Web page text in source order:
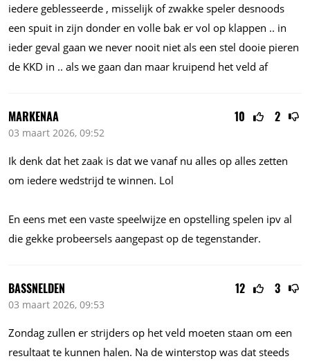
iedere geblesseerde , misselijk of zwakke speler desnoods
een spuit in zijn donder en volle bak er vol op klappen .. in
ieder geval gaan we never nooit niet als een stel dooie pieren
de KKD in .. als we gaan dan maar kruipend het veld af
10 2
MARKENAA
03 maart 2026, 09:52
Ik denk dat het zaak is dat we vanaf nu alles op alles zetten
om iedere wedstrijd te winnen. Lol
En eens met een vaste speelwijze en opstelling spelen ipv al
die gekke probeersels aangepast op de tegenstander.
12 3
BASSNELDEN
03 maart 2026, 09:53
Zondag zullen er strijders op het veld moeten staan om een
resultaat te kunnen halen. Na de winterstop was dat steeds